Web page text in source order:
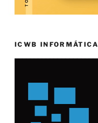
ICWB INFORMÁTICA